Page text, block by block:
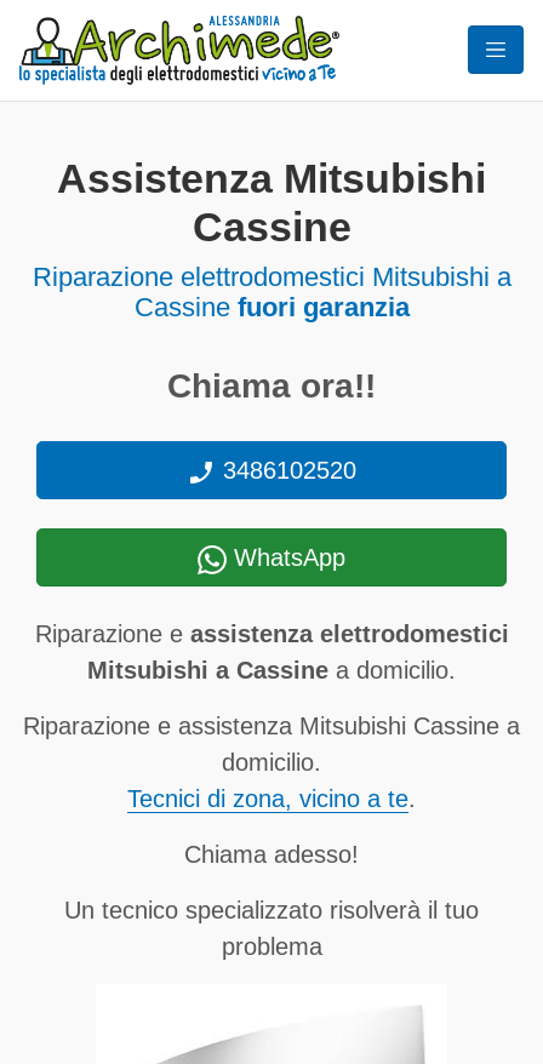
Assistenza Mitsubishi
Cassine
Riparazione elettrodomestici Mitsubishi a
Cassine fuori garanzia
Chiama ora!!
3486102520
WhatsApp
Riparazione e assistenza elettrodomestici
Mitsubishi a Cassine a domicilio.
Riparazione e assistenza Mitsubishi Cassine a
domicilio.
Tecnici di zona, vicino a te.
Chiama adesso!
Un tecnico specializzato risolverà il tuo
problema